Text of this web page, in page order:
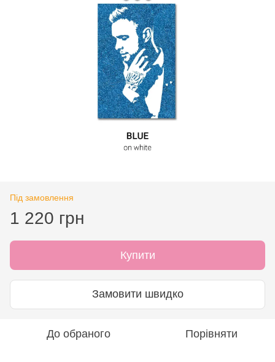
Під замовлення
1 220 грн
Купити
Замовити швидко
До обраного Порівняти